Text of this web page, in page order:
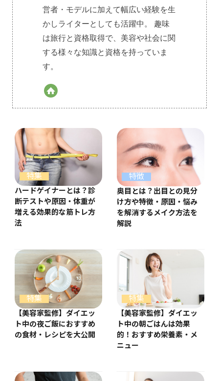
営者・モデルに加えて幅広い経験を生
かしライターとしても活躍中。 趣味
は旅行と資格取得で、美容や社会に関
する様々な知識と資格を持っていま
す。
特集
ハードゲイナーとは？診
断テストや原因・体重が
増える効果的な筋トレ方
法
特徴
奥目とは？出目との見分
け方や特徴・原因・悩み
を解消するメイク方法を
解説
特集
【美容家監修】ダイエッ
ト中の夜ご飯におすすめ
の食材・レシピを大公開
特集
【美容家監修】ダイエッ
ト中の朝ごはんは効果
的！おすすめ栄養素・メ
ニュー